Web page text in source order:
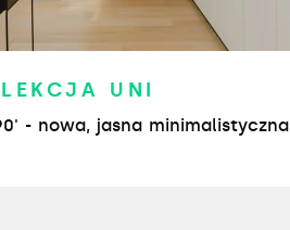
UNI
- nowa, jasna minimalistyczna